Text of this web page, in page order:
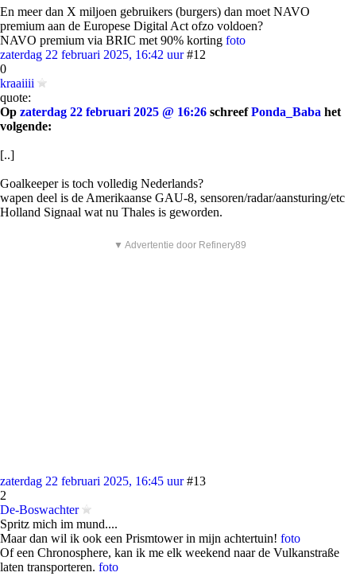
En meer dan X miljoen gebruikers (burgers) dan moet NAVO
premium aan de Europese Digital Act ofzo voldoen?
NAVO premium via BRIC met 90% korting foto
zaterdag 22 februari 2025, 16:42 uur #12
0
kraaiiii
quote:
Op zaterdag 22 februari 2025 @ 16:26 schreefPonda_Baba het
volgende:
[..]
Goalkeeper is toch volledig Nederlands?
wapen deel is de Amerikaanse GAU-8, sensoren/radar/aansturing/etc
Holland Signaal wat nu Thales is geworden.
▼ Advertentie door Refinery89
zaterdag 22 februari 2025, 16:45 uur #13
2
De-Boswachter
Spritz mich im mund....
Maar dan wil ik ook een Prismtower in mijn achtertuin! foto
Of een Chronosphere, kan ik me elk weekend naar de Vulkanstraße
laten transporteren. foto